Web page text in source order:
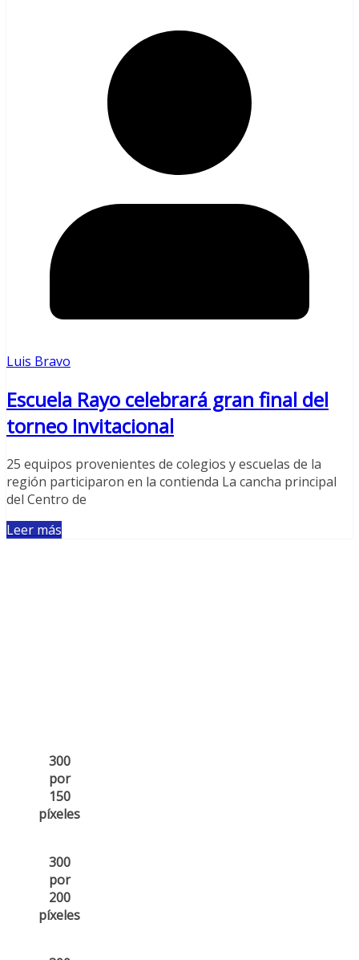
Luis Bravo
Escuela Rayo celebrará gran final del
torneo Invitacional
25 equipos provenientes de colegios y escuelas de la
región participaron en la contienda La cancha principal
del Centro de
Leer más
300
por
150
píxeles
300
por
200
píxeles